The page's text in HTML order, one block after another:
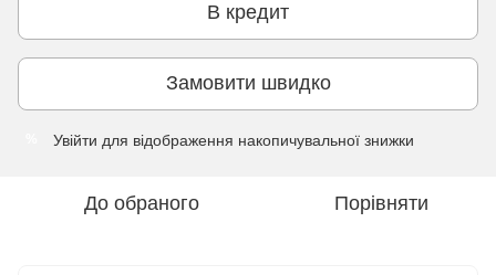
В кредит
Замовити швидко
Увійти для відображення накопичувальної знижки
До обраного Порівняти